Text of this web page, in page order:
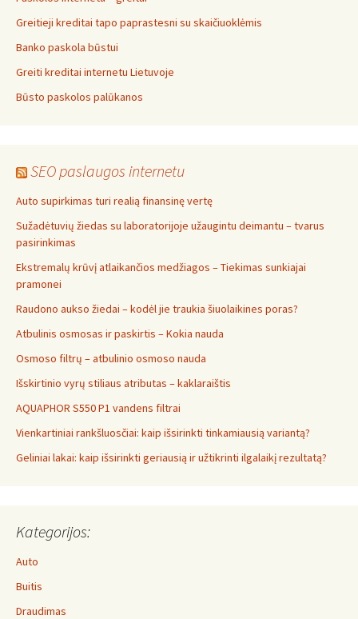
Greitieji kreditai tapo paprastesni su skaičiuoklėmis
Banko paskola būstui
Greiti kreditai internetu Lietuvoje
Būsto paskolos palūkanos
SEO paslaugos internetu
Auto supirkimas turi realią finansinę vertę
Sužadėtuvių žiedas su laboratorijoje užaugintu deimantu – tvarus
pasirinkimas
Ekstremalų krūvį atlaikančios medžiagos – Tiekimas sunkiajai
pramonei
Raudono aukso žiedai – kodėl jie traukia šiuolaikines poras?
Atbulinis osmosas ir paskirtis – Kokia nauda
Osmoso filtrų – atbulinio osmoso nauda
Išskirtinio vyrų stiliaus atributas – kaklaraištis
AQUAPHOR S550 P1 vandens filtrai
Vienkartiniai rankšluosčiai: kaip išsirinkti tinkamiausią variantą?
Geliniai lakai: kaip išsirinkti geriausią ir užtikrinti ilgalaikį rezultatą?
Kategorijos:
Auto
Buitis
Draudimas